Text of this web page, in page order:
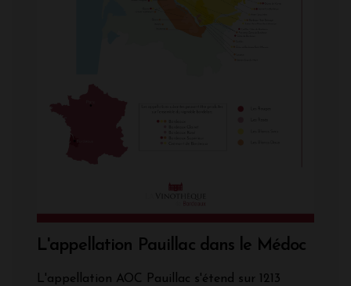
L'appellation Pauillac dans le Médoc
L'appellation AOC Pauillac s'étend sur 1213